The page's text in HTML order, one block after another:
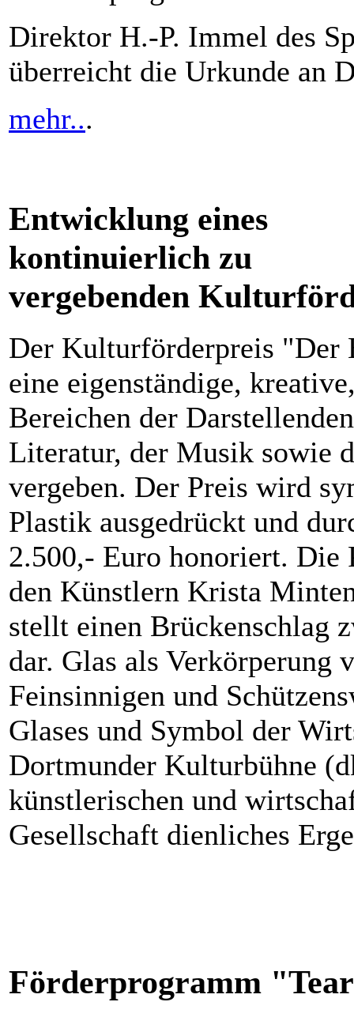
Direktor H.-P. Immel des
überreicht die Urkunde an
mehr...
Entwicklung eines
kontinuierlich zu
vergebenden
Der Kulturförderpreis
eine eigenständige,
Bereichen der
Literatur, der Musik sowie
vergeben. Der Preis wird
Plastik ausgedrückt und
2.500,- Euro honoriert.
den Künstlern Krista
stellt einen Brückenschlag
dar. Glas als
Feinsinnigen und
Glases und Symbol der
Dortmunder Kulturbühne
künstlerischen und
Gesellschaft dienliches
Förderprogramm